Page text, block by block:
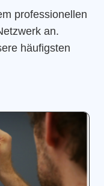
professionellen
an.
häufigsten